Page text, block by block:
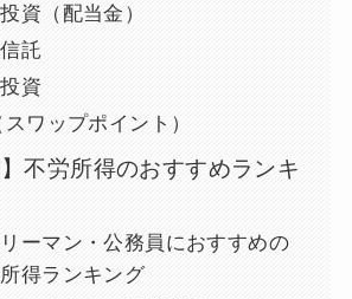
資（配当金）
託
資
スワップポイント）
】不労所得のおすすめランキ
ーマン・公務員におすすめの
得ランキング